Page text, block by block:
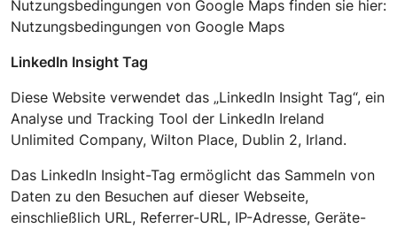
Nutzungsbedingungen von Google Maps finden sie hier:
Nutzungsbedingungen von Google Maps
LinkedIn Insight Tag
Diese Website verwendet das „LinkedIn Insight Tag“, ein
Analyse und Tracking Tool der LinkedIn Ireland
Unlimited Company, Wilton Place, Dublin 2, Irland.
Das LinkedIn Insight-Tag ermöglicht das Sammeln von
Daten zu den Besuchen auf dieser Webseite,
einschließlich URL, Referrer-URL, IP-Adresse, Geräte-